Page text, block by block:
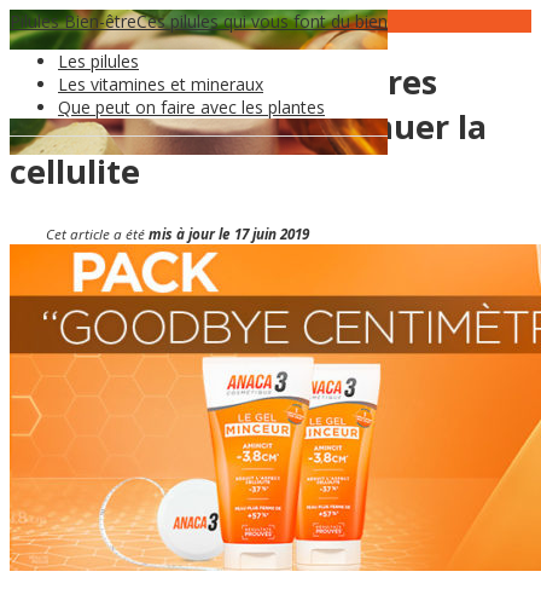
Pilules Bien-êtreCes pilules qui vous font du bien
Les pilules
Les vitamines et mineraux
Que peut on faire avec les plantes
16 Jan
Pack goodbye centimètres
Anaca3, objectif : Diminuer la
cellulite
Cet article a été mis à jour le 17 juin 2019